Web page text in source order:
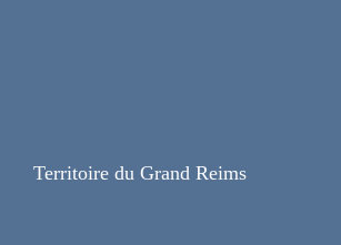
Territoire du Grand Reims